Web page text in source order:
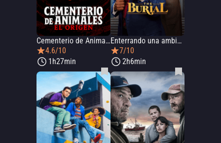
Cementerio de Animales: El Origen
4.6/10
1h27min
Enterrando una ambición
7/10
2h6min